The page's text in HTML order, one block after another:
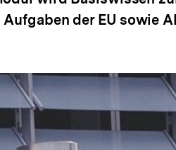
der EU sowie